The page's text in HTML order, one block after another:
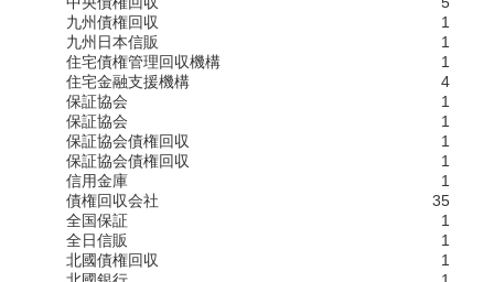
九州債権回収
1
九州日本信販
1
住宅債権管理回収機構
1
住宅金融支援機構
4
保証協会
1
保証協会
1
保証協会債権回収
1
保証協会債権回収
1
信用金庫
1
債権回収会社
35
全国保証
1
全日信販
1
北國債権回収
1